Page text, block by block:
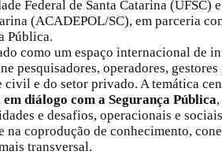
Federal de Santa Catarina (UFSC)
(ACADEPOL/SC), em parceria
Pública.
como um espaço internacional de
pesquisadores, operadores,
civil e do setor privado. A temática
diálogo com a Segurança Pública
e desafios, operacionais e
na coprodução de conhecimento,
transversal.